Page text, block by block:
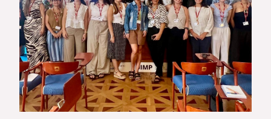
Agua y saneamiento (333)
Salud (265)
Educación (225)